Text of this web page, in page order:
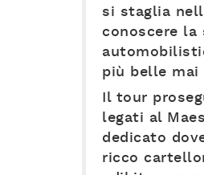
si staglia
conoscere la
più belle
Il tour
legati al
dedicato
ricco